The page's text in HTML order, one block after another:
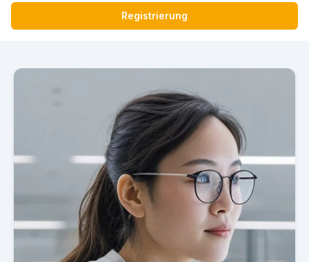
Registrierung